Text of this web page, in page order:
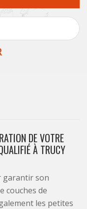
DE VOTRE
À TRUCY
garantir son
couches de
les petites